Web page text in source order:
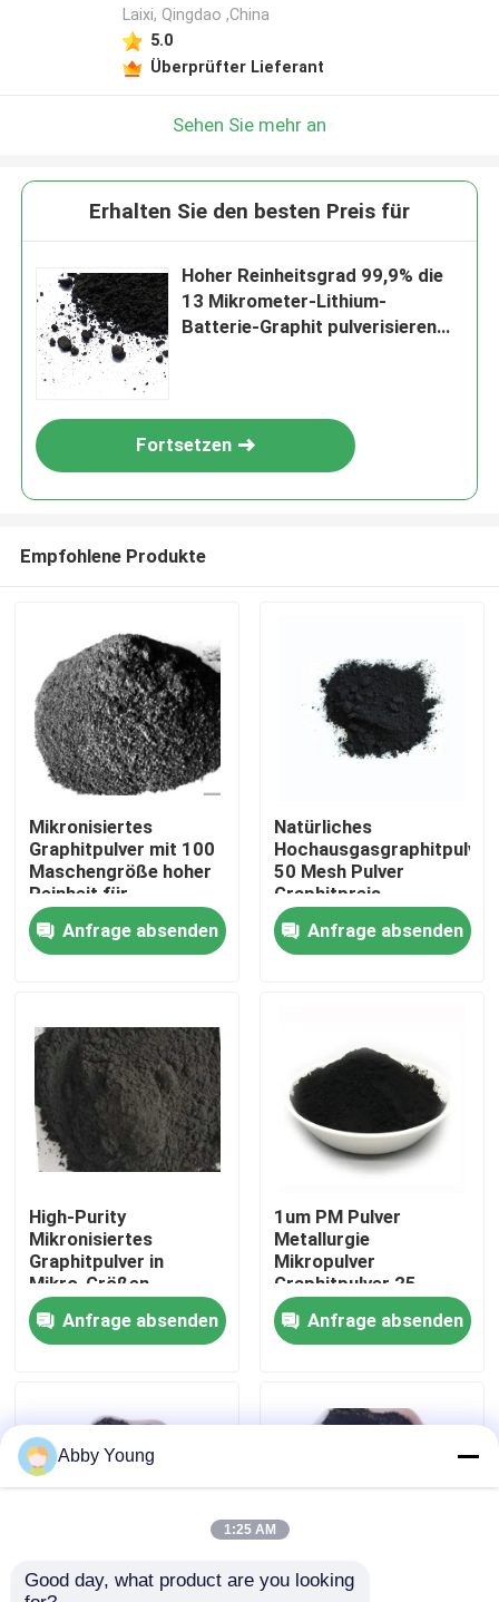
Haus
Produkte
Über uns
Fabrik-Ausflug
Qualitätskontrolle
Treten Sie mit uns in Verbindung
Fälle
Natürlicher Lamellengraphit
Laixi, Qingdao ,China
5.0
Überprüfter Lieferant
Sehen Sie mehr an
Erhalten Sie den besten Preis für
Hoher Reinheitsgrad 99,9% die
13 Mikrometer-Lithium-
Batterie-Graphit pulverisieren
Fortsetzen
Empfohlene Produkte
Mikronisiertes
Graphitpulver mit 100
Maschengröße hoher
Reinheit für
Schmiermittel
Anfrage absenden
Natürliches
Hochausgasgraphitpulver
50 Mesh Pulver
Graphitpreis
Anfrage absenden
High-Purity
Mikronisiertes
Graphitpulver in
Mikro-Größen
Graphitpulver 90%+
Anfrage absenden
1um PM Pulver
Metallurgie
Mikropulver
Graphitpulver 25
Mikron Leitungskraft
hoher
Kohlenstofffeingraphit
Anfrage absenden
Abby Young
1:25 AM
Good day, what product are you looking